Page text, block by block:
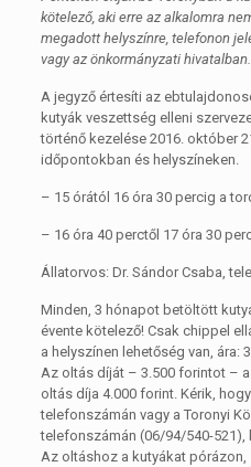
kötelező, aki erre az alkalomra
megadott helyszínre, telefonon
vagy az önkormányzati hivatalban.
A jegyző értesíti az
kutyák veszettség elleni
történő kezelése 2016. október
időpontokban és helyszíneken.
– 15 órától 16 óra 30 percig a
– 16 óra 40 perctől 17 óra 30
Állatorvos: Dr. Sándor Csaba,
Minden, 3 hónapot betöltött
évente kötelező! Csak chippel
a helyszínen lehetőség van, ára:
Az oltás díját – 3.500 forintot –
oltás díja 4.000 forint. Kérik,
telefonszámán vagy a Toronyi
telefonszámán (06/94/540-521),
Az oltáshoz a kutyákat